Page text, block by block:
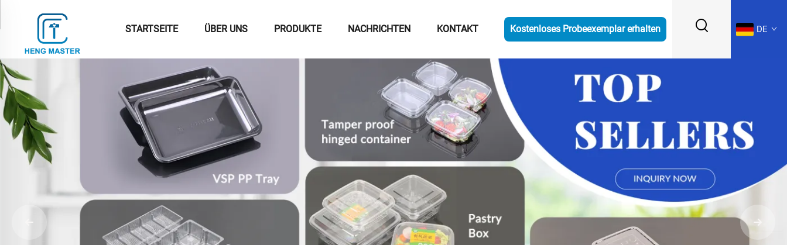
STARTSEITE ÜBER UNS PRODUKTE NACHRICHTEN KONTAKT Kostenloses Probeexemplar erhalten DE